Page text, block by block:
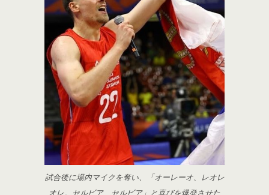
試合後に場内マイクを奪い、「オーレーオ、レオレ
オレ。セルビア、セルビア」と喜びを爆発させた